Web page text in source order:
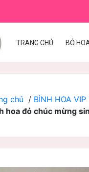
TRANG CHỦ BÓ
chủ / BÌNH HOA
hoa đỏ chúc mừng